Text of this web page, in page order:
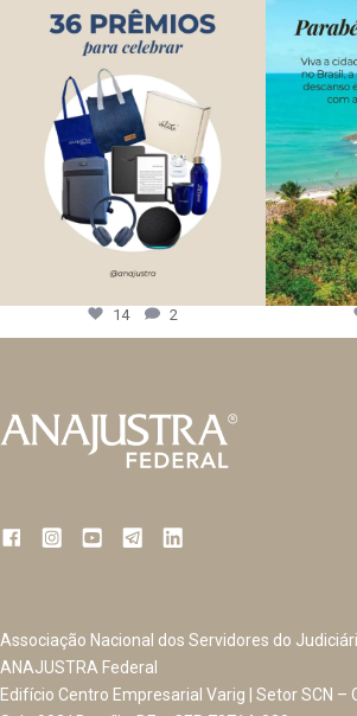
14 2
Associação Nacional dos Servidores do
ANAJUSTRA Federal
Edifício Centro Empresarial Varig | Setor SCN –